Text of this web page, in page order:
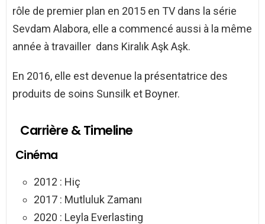
rôle de premier plan en 2015 en TV dans la série
Sevdam Alabora, elle a commencé aussi à la même
année à travailler dans Kiralık Aşk Aşk.
En 2016, elle est devenue la présentatrice des
produits de soins Sunsilk et Boyner.
Carrière & Timeline
Cinéma
2012 : Hiç
2017 : Mutluluk Zamanı
2020 : Leyla Everlasting